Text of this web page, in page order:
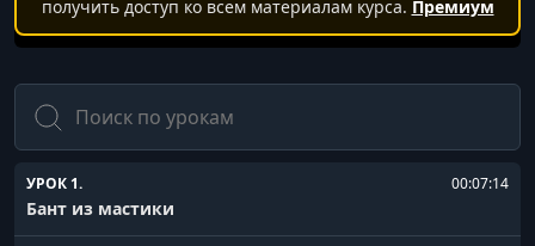
получить доступ ко всем материалам курса. Премиум
Поиск
УРОК 1. 00:07:14
Бант из мастики